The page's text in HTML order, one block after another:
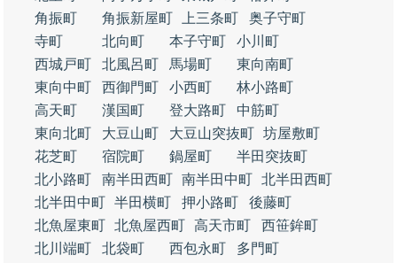
角振町
角振新屋町 上三条町
奥子守町
寺町
北向町 本子守町
小川町
西城戸町
北風呂町 馬場町
東向南町
東向中町
西御門町 小西町
林小路町
高天町
漢国町 登大路町
中筋町
東向北町
大豆山町 大豆山突抜町 坊屋敷町
花芝町
宿院町 鍋屋町
半田突抜町
北小路町
南半田西町 南半田中町 北半田西町
北半田中町 半田横町 押小路町
後藤町
北魚屋東町 北魚屋西町 高天市町
西笹鉾町
北川端町
北袋町 西包永町
多門町